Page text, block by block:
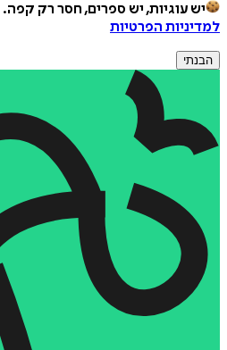
יש עוגיות, יש ספרים, חסר רק קפה.
למדיניות הפרטיות
הבנתי